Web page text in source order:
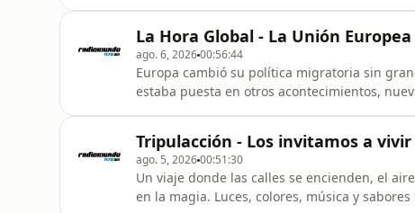
estrategia, competencia y un
La Hora Global - La Unión
ago. 6, 202600:56:44
Europa cambió su política migratoria sin
estaba puesta en otros acontecimientos,
qué implica para Europ
Tripulacción - Los invitamos a
ago. 5, 202600:51:30
Un viaje donde las calles se encienden, el
en la magia. Luces, colores, música y